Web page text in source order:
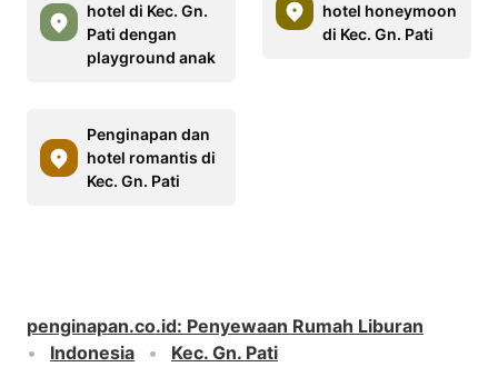
hotel di Kec. Gn.
Pati dengan
playground anak
hotel honeymoon
di Kec. Gn. Pati
Penginapan dan
hotel romantis di
Kec. Gn. Pati
penginapan.co.id: Penyewaan Rumah Liburan
Indonesia
Kec. Gn. Pati